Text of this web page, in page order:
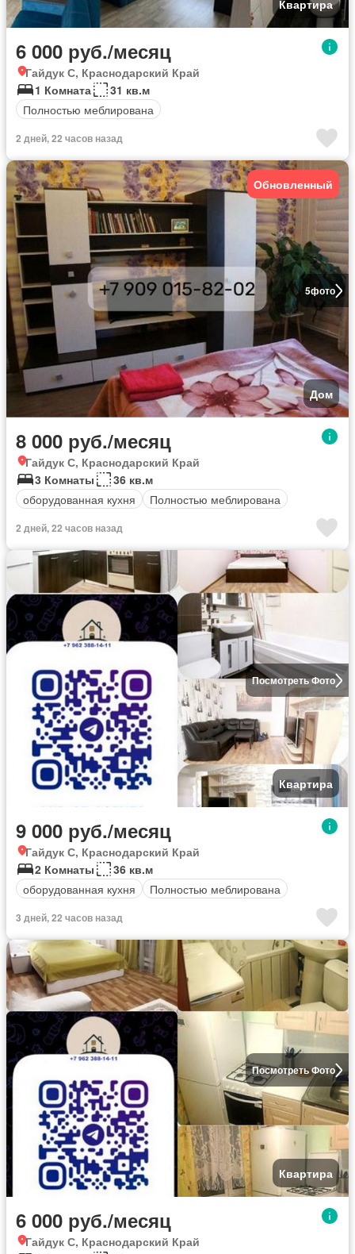
Квартира
6 000 руб./месяц
Гайдук С, Краснодарский Край
1 Комната
31 кв.м
Полностью меблирована
2 дней, 22 часов назад
5фото
Обновленный
Дом
8 000 руб./месяц
Гайдук С, Краснодарский Край
3 Комнаты
36 кв.м
оборудованная кухня
Полностью меблирована
2 дней, 22 часов назад
Посмотреть Фото
Квартира
9 000 руб./месяц
Гайдук С, Краснодарский Край
2 Комнаты
36 кв.м
оборудованная кухня
Полностью меблирована
3 дней, 22 часов назад
Посмотреть Фото
Квартира
6 000 руб./месяц
Гайдук С, Краснодарский Край